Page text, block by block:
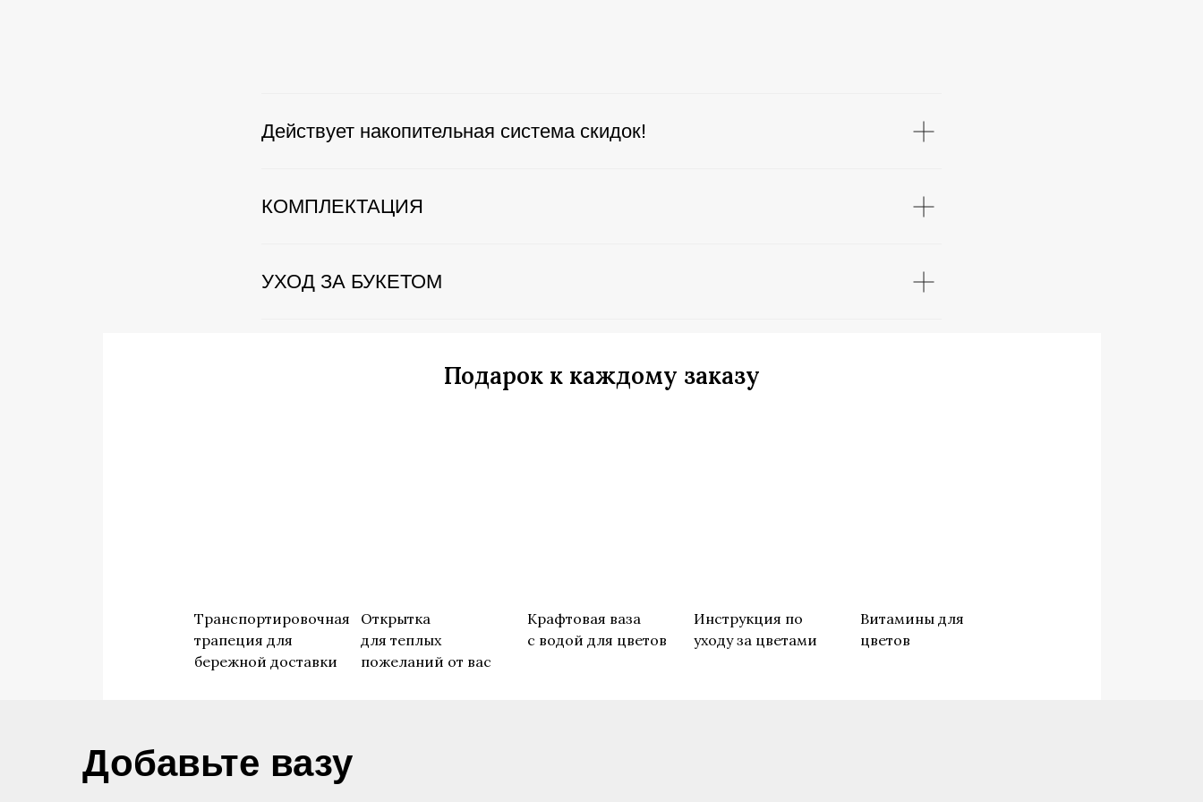
Действует накопительная система скидок!
КОМПЛЕКТАЦИЯ
УХОД ЗА БУКЕТОМ
Транспортировочная
трапеция для
бережной доставки
Открытка
для теплых
пожеланий от вас
Крафтовая ваза
с водой для цветов
Инструкция по
уходу за цветами
Витамины для
цветов
Подарок к каждому заказу
​Добавьте вазу